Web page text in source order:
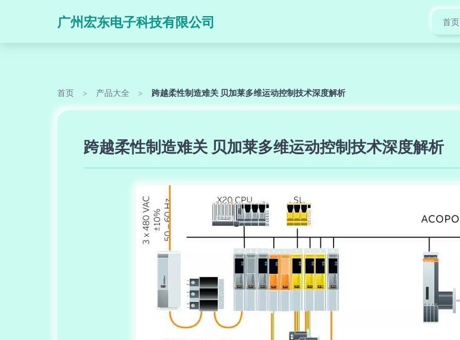
广州宏东电子科技有限公司 首页
首页 > 产品大全 > 跨越柔性制造难关 贝加莱多维运动控制技术深度解析
跨越柔性制造难关 贝加莱多维运动控制技术深度解析